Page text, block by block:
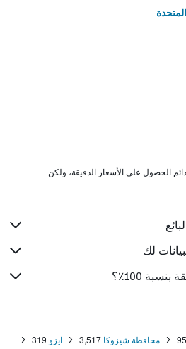
لك
100٪؟
محافظة شيزوكا 3,517 ايزو 319